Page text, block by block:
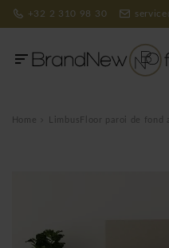
+32 2 310 98 30
Home LimbusFloor paroi de fond